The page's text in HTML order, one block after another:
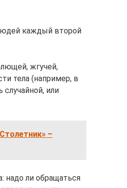
каждый второй
жгучей,
тела (например, в
или
–
надо ли обращаться